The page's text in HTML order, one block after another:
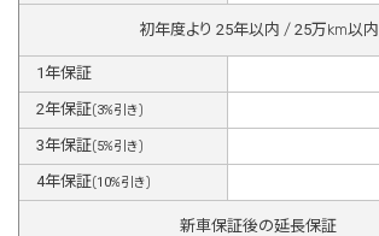
初年度より 25年以内 / 25万km以内
1年保証
2年保証(3%引き)
3年保証(5%引き)
4年保証(10%引き)
新車保証後の延長保証